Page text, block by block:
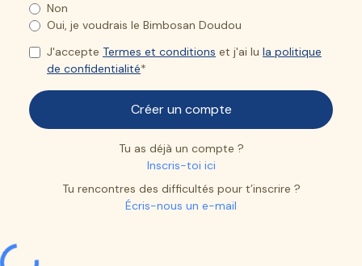
Non
Oui, je voudrais le Bimbosan Doudou
J'accepte Termes et conditions et j'ai lu la politique
de confidentialité*
Tu as déjà un compte ?
Inscris-toi ici
Tu rencontres des difficultés pour t’inscrire ?
Écris-nous un e-mail